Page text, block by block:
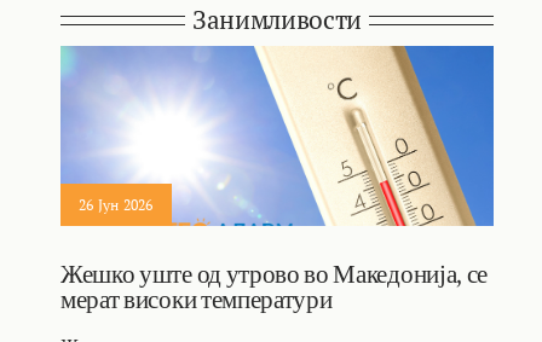
Занимливости
26 Јун 2026
Жешко уште од утрово во Македонија, се
мерат високи температури